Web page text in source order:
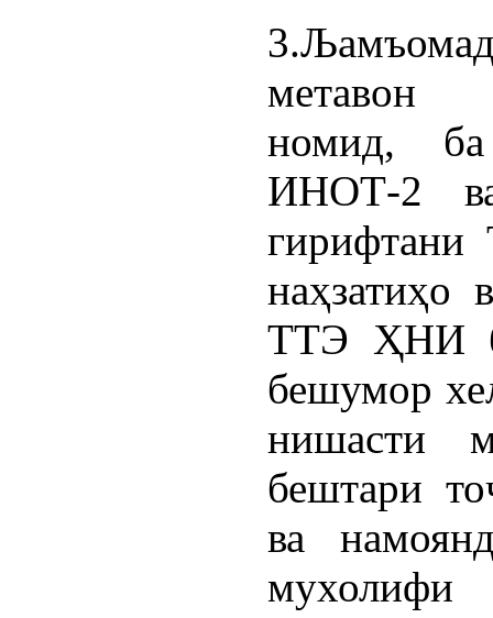
метавон
номид, ба
ИНОТ-2
наҳзатиҳо
ТТЭ ҲНИ
бешумор
нишасти
бештари
ва